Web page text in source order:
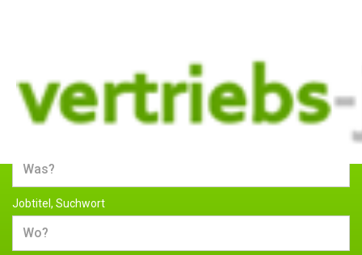
Jobs und Stellenangebote im
Vertrieb
Jobtitel, Suchwort